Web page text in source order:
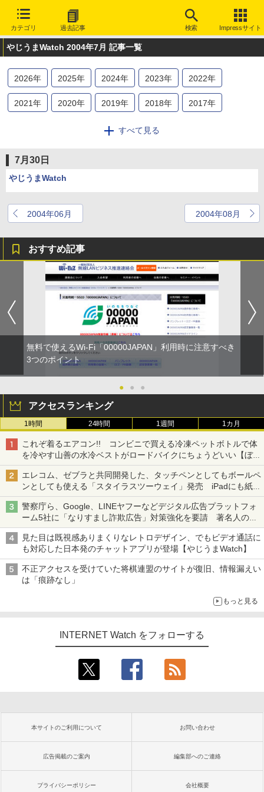
カテゴリ 過去記事 検索 Impressサイト
やじうまWatch 2004年7月 記事一覧
2026年 2025年 2024年 2023年 2022年
2021年 2020年 2019年 2018年 2017年
2014年 2013
2006 年 2005
すべて見る
7月30日
やじうまWatch
2004年06月 2004年08月
おすすめ記事
無料で使えるWi-Fi「00000JAPAN」利用時に注意すべき
3つのポイント
● ● ●
アクセスランキング
1時間 24時間 1週間 1カ月
これぞ着るエアコン!! コンビニで買える冷凍ペットボトルで体
を冷やす山善の水冷ベストがロードバイクにちょうどいい【ぼっ
ち・ざ・ろーど！その14】【空いた時間でなにしてる？】
エレコム、ゼブラと共同開発した、タッチペンとしてもボールペ
ンとしても使える「スタイラスツーウェイ」発売 iPadにも紙に
も、持ち替えずに書き込める
警察庁ら、Google、LINEヤフーなどデジタル広告プラットフォ
ーム5社に「なりすまし詐欺広告」対策強化を要請 著名人の写
真や映像を使った投資詐欺などへの対策として
見た目は既視感ありまくりなレトロデザイン、でもビデオ通話に
も対応した日本発のチャットアプリが登場【やじうまWatch】
不正アクセスを受けていた将棋連盟のサイトが復旧、情報漏えい
は「痕跡なし」
もっと見る
INTERNET Watch をフォローする
本サイトのご利用について お問い合わせ
広告掲載のご案内 編集部へのご連絡
プライバシーポリシー 会社概要